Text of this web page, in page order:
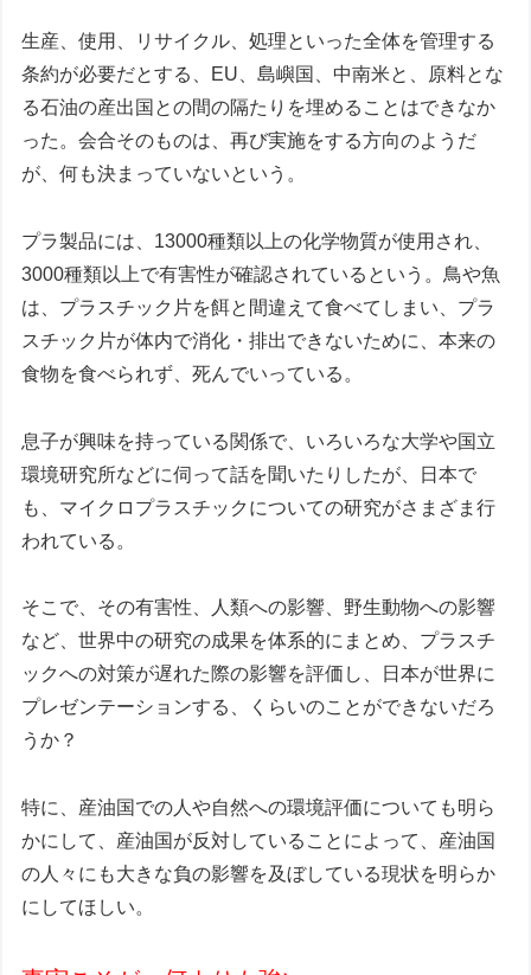
生産、使用、リサイクル、処理といった全体を管理する
条約が必要だとする、EU、島嶼国、中南米と、原料とな
る石油の産出国との間の隔たりを埋めることはできなか
った。会合そのものは、再び実施をする方向のようだ
が、何も決まっていないという。
プラ製品には、13000種類以上の化学物質が使用され、
3000種類以上で有害性が確認されているという。鳥や魚
は、プラスチック片を餌と間違えて食べてしまい、プラ
スチック片が体内で消化・排出できないために、本来の
食物を食べられず、死んでいっている。
息子が興味を持っている関係で、いろいろな大学や国立
環境研究所などに伺って話を聞いたりしたが、日本で
も、マイクロプラスチックについての研究がさまざま行
われている。
そこで、その有害性、人類への影響、野生動物への影響
など、世界中の研究の成果を体系的にまとめ、プラスチ
ックへの対策が遅れた際の影響を評価し、日本が世界に
プレゼンテーションする、くらいのことができないだろ
うか？
特に、産油国での人や自然への環境評価についても明ら
かにして、産油国が反対していることによって、産油国
の人々にも大きな負の影響を及ぼしている現状を明らか
にしてほしい。